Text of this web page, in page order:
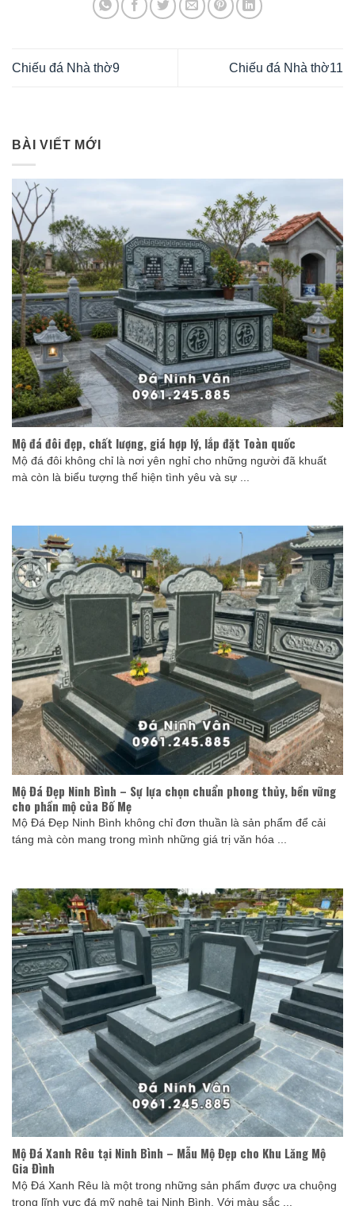
Chiếu đá Nhà thờ9 Chiếu đá Nhà thờ11
BÀI VIẾT MỚI
Mộ đá đôi đẹp, chất lượng, giá hợp lý, lắp đặt Toàn quốc
Mộ đá đôi không chỉ là nơi yên nghỉ cho những người đã khuất
mà còn là biểu tượng thể hiện tình yêu và sự ...
Mộ Đá Đẹp Ninh Bình – Sự lựa chọn chuẩn phong thủy, bền vững
cho phần mộ của Bố Mẹ
Mộ Đá Đẹp Ninh Bình không chỉ đơn thuần là sản phẩm để cải
táng mà còn mang trong mình những giá trị văn hóa ...
Mộ Đá Xanh Rêu tại Ninh Bình – Mẫu Mộ Đẹp cho Khu Lăng Mộ
Gia Đình
Mộ Đá Xanh Rêu là một trong những sản phẩm được ưa chuộng
trong lĩnh vực đá mỹ nghệ tại Ninh Bình. Với màu sắc ...